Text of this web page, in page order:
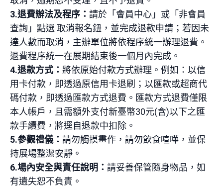
3.退費辦法及程序： 請於「會員中心」或「非會員
查詢」點選 取消報名鈕，並完成退款申請；若因未
達人數而取消，主辦單位將依程序統一辦理退費。
退費程序統一在展期結束後一個月內完成。
4.退款方式： 將依原始付款方式辦理。例如：以信
用卡付款，即透過原信用卡退刷；以匯款或超商代
碼付款，即透過匯款方式退費。匯款方式退費僅限
本人帳戶，且需額外支付新臺幣30元(含)以下之匯
款手續費，將逕自退款中扣除。
5.參觀禮儀： 請勿觸摸畫作，請勿飲食喧嘩，並保
持展場整潔安靜。
6.場內安全與責任說明： 請妥善保管隨身物品，如
有遺失恕不負責。